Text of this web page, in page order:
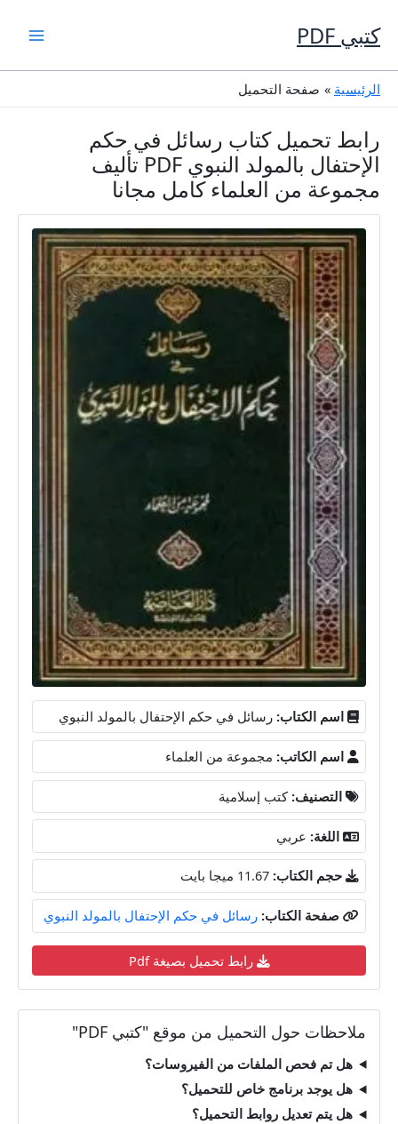
إلى
المحتوى
كتبي PDF
الرئيسية صفحة التحميل
رابط تحميل كتاب رسائل في حكم
الإحتفال بالمولد النبوي PDF تأليف
مجموعة من العلماء كامل مجانا
اسم الكتاب: رسائل في حكم الإحتفال بالمولد النبوي
اسم الكاتب: مجموعة من العلماء
التصنيف: كتب إسلامية
اللغة: عربي
حجم الكتاب: 11.67 ميجا بايت
صفحة الكتاب: رسائل في حكم الإحتفال بالمولد النبوي
رابط تحميل بصيغة Pdf
ملاحظات حول التحميل من موقع "كتبي PDF"
هل تم فحص الملفات من الفيروسات؟
هل يوجد برنامج خاص للتحميل؟
هل يتم تعديل روابط التحميل؟